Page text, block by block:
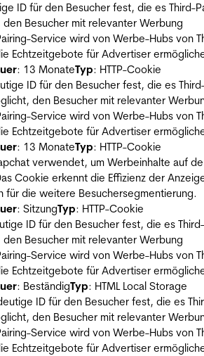
ID für den Besucher fest, die es Third-
Besucher mit relevanter Werbung
Service wird von Werbe-Hubs von
Echtzeitgebote für Advertiser
: 13 MonateTyp: HTTP-Cookie
ID für den Besucher fest, die es
den Besucher mit relevanter
Service wird von Werbe-Hubs von
Echtzeitgebote für Advertiser
: 13 MonateTyp: HTTP-Cookie
verwendet, um Werbeinhalte auf
Cookie erkennt die Effizienz der
für die weitere Besuchersegmentierung.
: SitzungTyp: HTTP-Cookie
ID für den Besucher fest, die es
Besucher mit relevanter Werbung
Service wird von Werbe-Hubs von
Echtzeitgebote für Advertiser
: BeständigTyp: HTML Local Storage
ID für den Besucher fest, die es
den Besucher mit relevanter
Service wird von Werbe-Hubs von
Echtzeitgebote für Advertiser